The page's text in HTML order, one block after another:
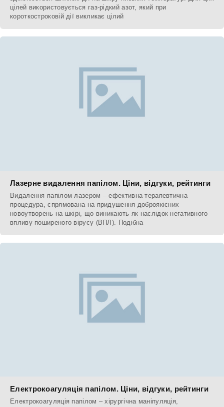
цілей використовується газ-рідкий азот, який при
короткостроковій дії викликає цілий
Лазерне видалення папілом. Ціни, відгуки, рейтинги
Видалення папілом лазером – ефективна терапевтична
процедура, спрямована на придушення доброякісних
новоутворень на шкірі, що виникають як наслідок негативного
впливу поширеного вірусу (ВПЛ). Подібна
Електрокоагуляція папілом. Ціни, відгуки, рейтинги
Електрокоагуляція папілом – хірургічна маніпуляція,